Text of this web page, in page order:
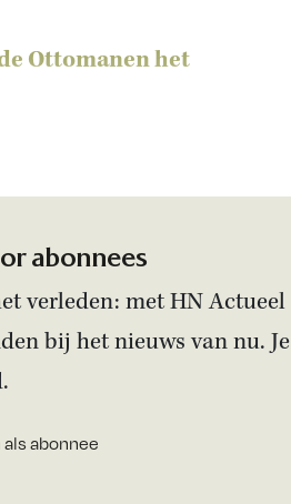
Ottomanen het
abonnees
verleden: met HN Actueel
bij het nieuws van nu. Je
als abonnee